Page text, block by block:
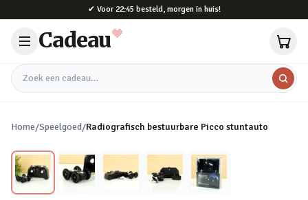
✔ Voor 22:45 besteld, morgen in huis!
Cadeau
Zoek een cadeau
Home/Speelgoed/Radiografisch bestuurbare Picco stuntauto